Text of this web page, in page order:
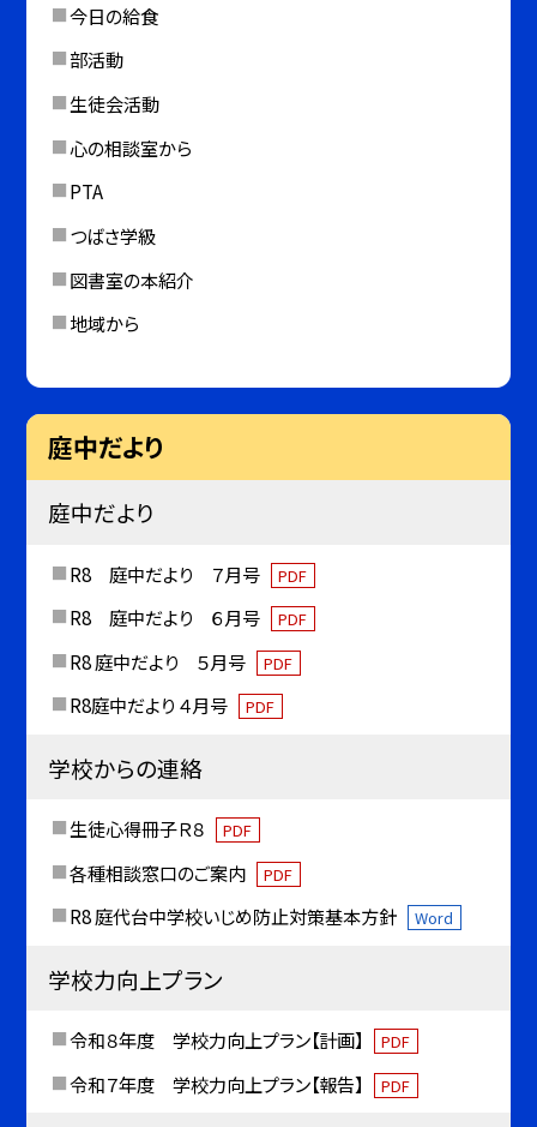
今日の給食
部活動
生徒会活動
心の相談室から
PTA
つばさ学級
図書室の本紹介
地域から
庭中だより
庭中だより
R8 庭中だより ７月号 PDF
R8 庭中だより ６月号 PDF
R8 庭中だより ５月号 PDF
R8庭中だより ４月号 PDF
学校からの連絡
生徒心得冊子Ｒ８ PDF
各種相談窓口のご案内 PDF
R8 庭代台中学校いじめ防止対策基本方針 Word
学校力向上プラン
令和８年度 学校力向上プラン【計画】 PDF
令和７年度 学校力向上プラン【報告】 PDF